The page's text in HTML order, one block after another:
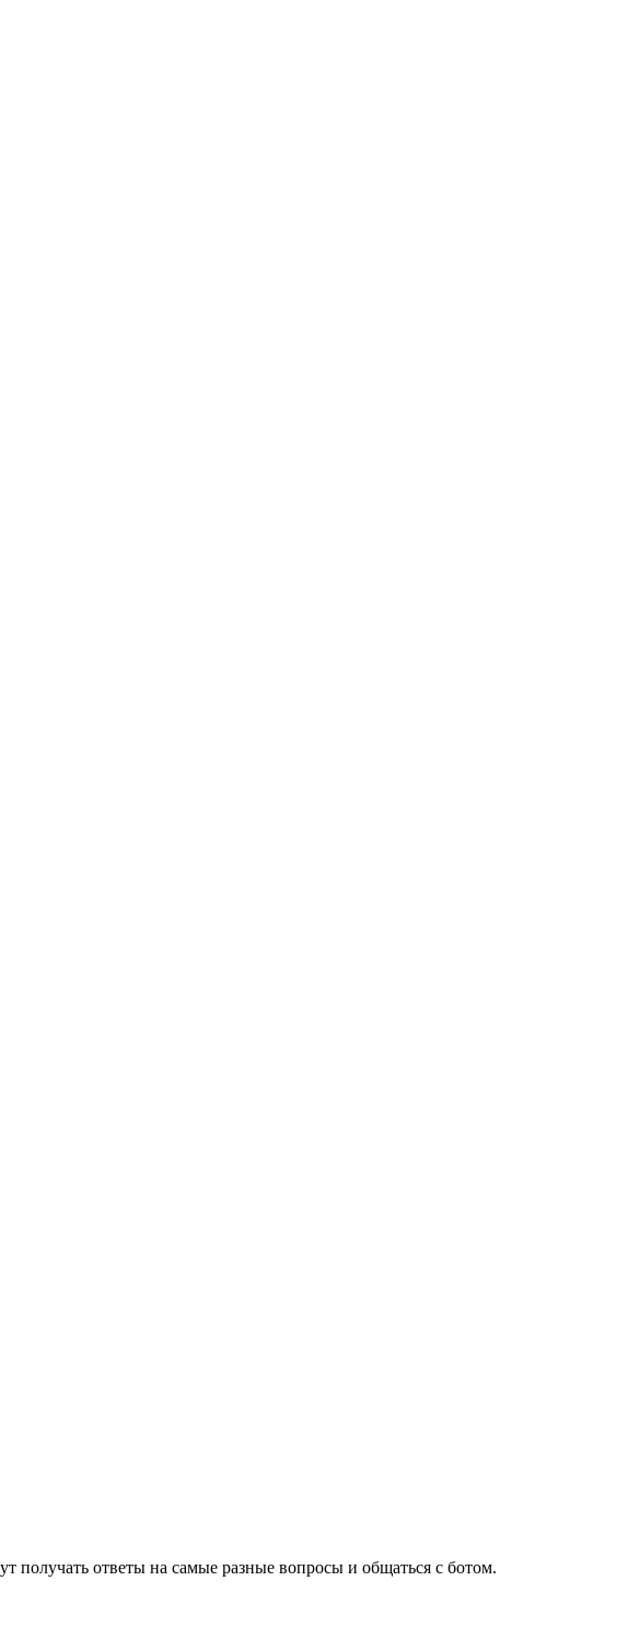
получать ответы на самые разные вопросы и общаться с ботом.